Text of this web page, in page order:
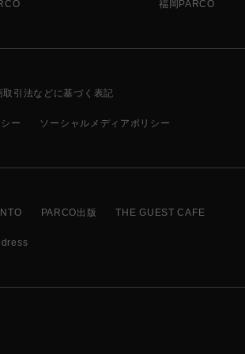
福岡PARCO
取引法などに基づく表記
ー ソーシャルメディアポリシー
PARCO出版 THE GUEST CAFE